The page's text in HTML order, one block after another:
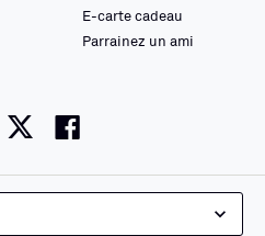
E-carte cadeau
Parrainez un ami
instagram
twitter